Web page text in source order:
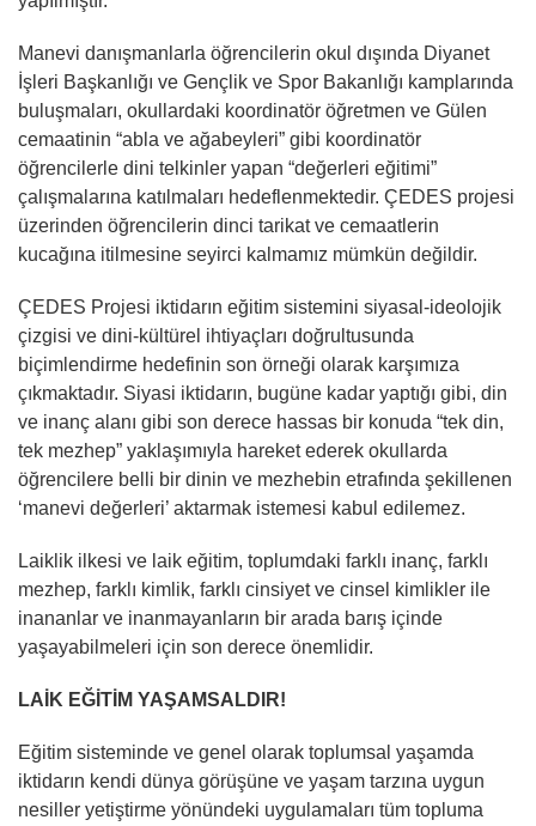
Manevi danışmanlarla öğrencilerin okul dışında Diyanet
İşleri Başkanlığı ve Gençlik ve Spor Bakanlığı kamplarında
buluşmaları, okullardaki koordinatör öğretmen ve Gülen
cemaatinin “abla ve ağabeyleri” gibi koordinatör
öğrencilerle dini telkinler yapan “değerleri eğitimi”
çalışmalarına katılmaları hedeflenmektedir. ÇEDES projesi
üzerinden öğrencilerin dinci tarikat ve cemaatlerin
kucağına itilmesine seyirci kalmamız mümkün değildir.
ÇEDES Projesi iktidarın eğitim sistemini siyasal-ideolojik
çizgisi ve dini-kültürel ihtiyaçları doğrultusunda
biçimlendirme hedefinin son örneği olarak karşımıza
çıkmaktadır. Siyasi iktidarın, bugüne kadar yaptığı gibi, din
ve inanç alanı gibi son derece hassas bir konuda “tek din,
tek mezhep” yaklaşımıyla hareket ederek okullarda
öğrencilere belli bir dinin ve mezhebin etrafında şekillenen
‘manevi değerleri’ aktarmak istemesi kabul edilemez.
Laiklik ilkesi ve laik eğitim, toplumdaki farklı inanç, farklı
mezhep, farklı kimlik, farklı cinsiyet ve cinsel kimlikler ile
inananlar ve inanmayanların bir arada barış içinde
yaşayabilmeleri için son derece önemlidir.
LAİK EĞİTİM YAŞAMSALDIR!
Eğitim sisteminde ve genel olarak toplumsal yaşamda
iktidarın kendi dünya görüşüne ve yaşam tarzına uygun
nesiller yetiştirme yönündeki uygulamaları tüm topluma